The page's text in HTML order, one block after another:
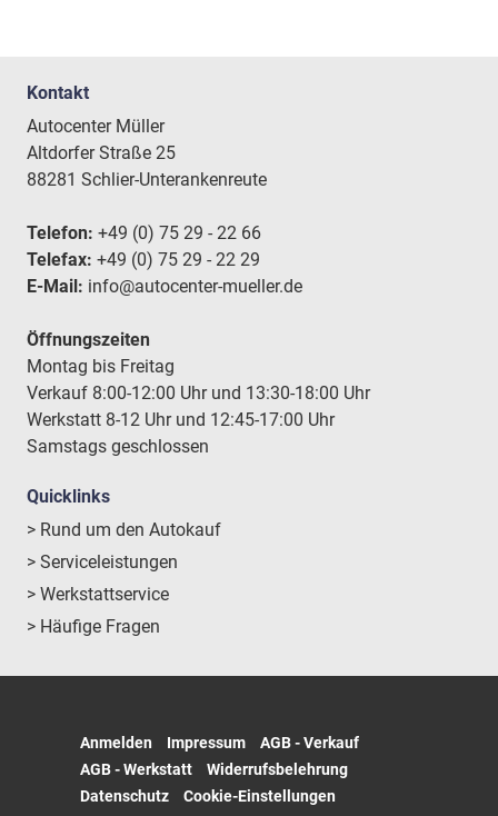
Kontakt
Autocenter Müller
Altdorfer Straße 25
88281 Schlier-Unterankenreute
Telefon: +49 (0) 75 29 - 22 66
Telefax: +49 (0) 75 29 - 22 29
E-Mail: info@autocenter-mueller.de
Öffnungszeiten
Montag bis Freitag
Verkauf 8:00-12:00 Uhr und 13:30-18:00 Uhr
Werkstatt 8-12 Uhr und 12:45-17:00 Uhr
Samstags geschlossen
Quicklinks
> Rund um den Autokauf
> Serviceleistungen
> Werkstattservice
> Häufige Fragen
Anmelden Impressum
AGB - Verkauf
AGB - Werkstatt
Widerrufsbelehrung
Datenschutz
Cookie-Einstellungen